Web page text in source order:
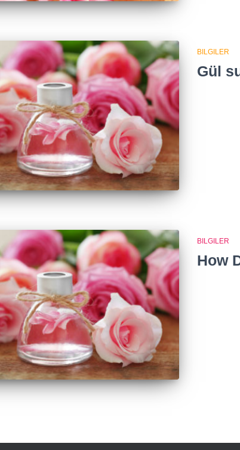
BILGILER
Gül
BILGILER
How